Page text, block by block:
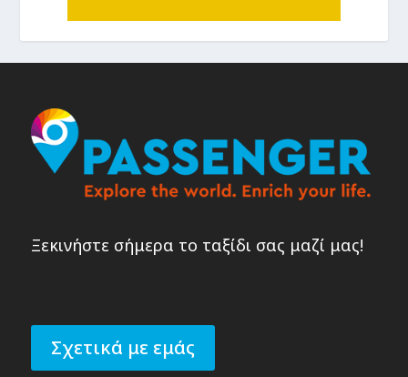
Ξεκινήστε σήμερα το ταξίδι σας μαζί μας!
Σχετικά με εμάς